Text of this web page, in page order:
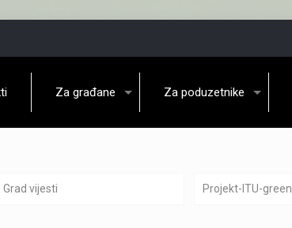
Za građane Za poduzetnike
Grad vijesti Projekt-ITU-green